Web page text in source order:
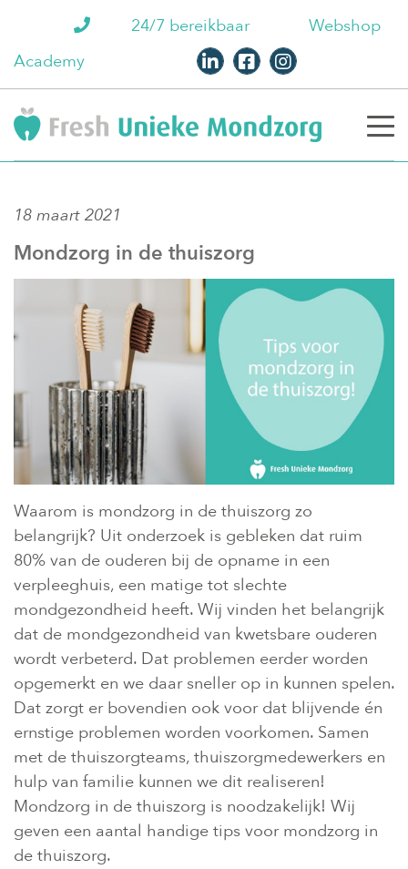
24/7 bereikbaar
Webshop
Academy
18 maart 2021
Mondzorg in de thuiszorg
Waarom is mondzorg in de thuiszorg zo
belangrijk? Uit onderzoek is gebleken dat ruim
80% van de ouderen bij de opname in een
verpleeghuis, een matige tot slechte
mondgezondheid heeft. Wij vinden het belangrijk
dat de mondgezondheid van kwetsbare ouderen
wordt verbeterd. Dat problemen eerder worden
opgemerkt en we daar sneller op in kunnen spelen.
Dat zorgt er bovendien ook voor dat blijvende én
ernstige problemen worden voorkomen. Samen
met de thuiszorgteams, thuiszorgmedewerkers en
hulp van familie kunnen we dit realiseren!
Mondzorg in de thuiszorg is noodzakelijk! Wij
geven een aantal handige tips voor mondzorg in
de thuiszorg.